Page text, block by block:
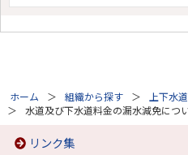
ホーム 組織から探す
上下水
水道及び下水道料金の漏水減免につ
リンク集